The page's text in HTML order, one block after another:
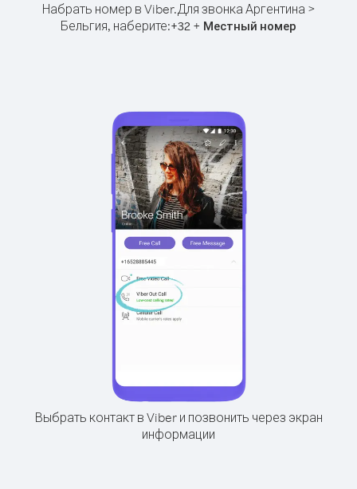
Набрать номер в Viber.Для звонка Аргентина >
Бельгия, наберите:+32 + Местный номер
Выбрать контакт в Viber и позвонить через экран
информации